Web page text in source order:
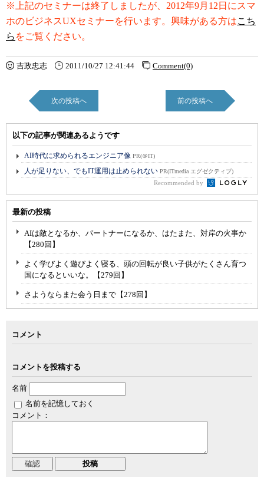
※上記のセミナーは終了しましたが、2012年9月12日にスマ
ホのビジネスUXセミナーを行います。興味がある方はこち
ら をご覧ください。
吉政忠志 2011/10/27 12:41:44 Comment(0)
次の投稿へ 前の投稿へ
以下の記事が関連あるようです
AI時代に求められるエンジニア像 PR(＠IT)
人が足りない、でもIT運用は止められない PR(ITmedia エグゼクティブ)
Recommended by
最新の投稿
AIは敵となるか、パートナーになるか、はたまた、対岸の火事か
【280回】
よく学びよく遊びよく寝る、頭の回転が良い子供がたくさん育つ
国になるといいな。【279回】
さようならまた会う日まで【278回】
コメント
コメントを投稿する
名前
名前を記憶しておく
コメント：